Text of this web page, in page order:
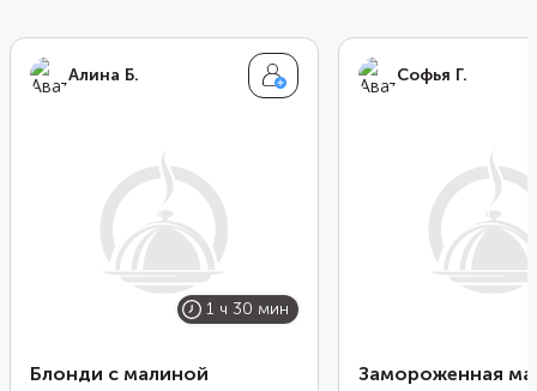
Алина Б.
1 ч 30 мин
Блонди с малиной
Софья Г.
Замороженная